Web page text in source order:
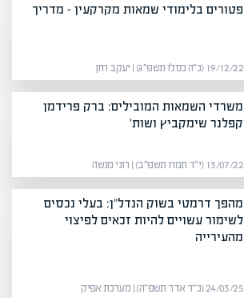
פטורים בלימודי שמאות מקרקעין – מדריך
19/12/22 (כ״ה כסלו תשפ״ג) | יעקב חזן
משרדי השמאות המובילים: ברק פרידמן
קפלנר שימקביץ ושות'
13/07/22 (י״ד תמוז תשפ״ב) | רוני מנשה
מהפך דרמטי בשוק הנדל"ן: בעלי נכסים
לשימור עשויים להיות זכאים לפיצוי
מהעירייה
24/03/25 (כ״ד אדר תשפ״ה) | מערכת אפיק